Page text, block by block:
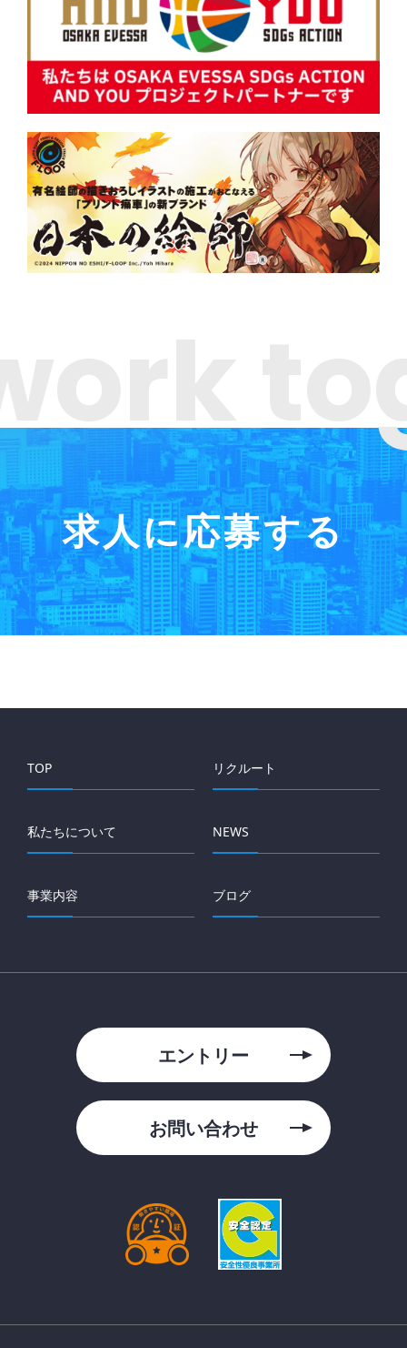
求人に応募する
TOP
私たちについて
事業内容
リクルート
NEWS
ブログ
エントリー
お問い合わせ